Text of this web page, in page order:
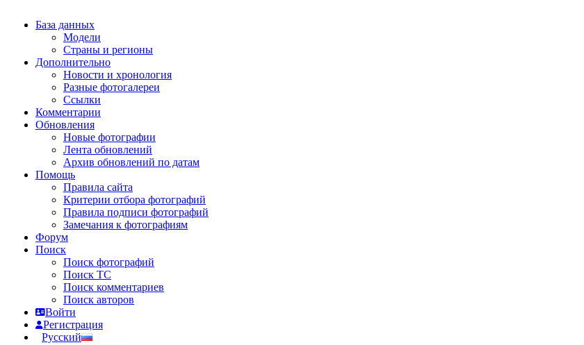
База данных
Модели
Страны и регионы
Дополнительно
Новости и хронология
Разные фотогалереи
Ссылки
Комментарии
Обновления
Новые фотографии
Лента обновлений
Архив обновлений по датам
Помощь
Правила сайта
Критерии отбора фотографий
Правила подписи фотографий
Замечания к фотографиям
Форум
Поиск
Поиск фотографий
Поиск ТС
Поиск комментариев
Поиск авторов
Войти
Регистрация
Русский